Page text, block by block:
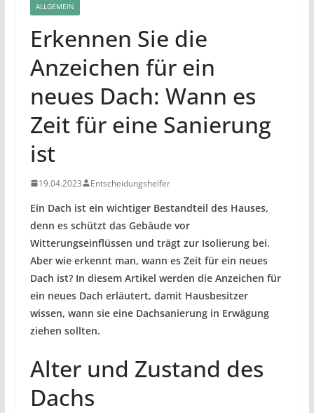
ALLGEMEIN
Erkennen Sie die
Anzeichen für ein
neues Dach: Wann es
Zeit für eine Sanierung
ist
19.04.2023 Entscheidungshelfer
Ein Dach ist ein wichtiger Bestandteil des Hauses,
denn es schützt das Gebäude vor
Witterungseinflüssen und trägt zur Isolierung bei.
Aber wie erkennt man, wann es Zeit für ein neues
Dach ist? In diesem Artikel werden die Anzeichen für
ein neues Dach erläutert, damit Hausbesitzer
wissen, wann sie eine Dachsanierung in Erwägung
ziehen sollten.
Alter und Zustand des
Dachs